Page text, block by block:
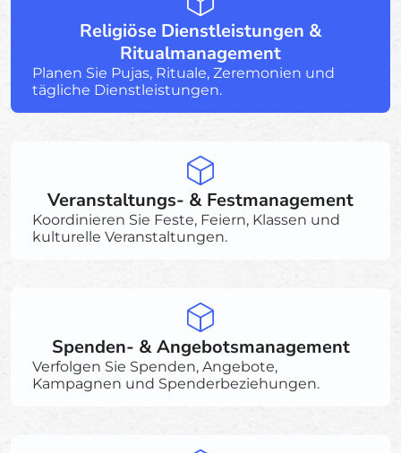
Religiöse Dienstleistungen &
Ritualmanagement
Planen Sie Pujas, Rituale, Zeremonien und
tägliche Dienstleistungen.
Veranstaltungs- & Festmanagement
Koordinieren Sie Feste, Feiern, Klassen und
kulturelle Veranstaltungen.
Spenden- & Angebotsmanagement
Verfolgen Sie Spenden, Angebote,
Kampagnen und Spenderbeziehungen.